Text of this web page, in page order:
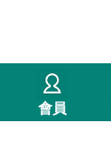
會員